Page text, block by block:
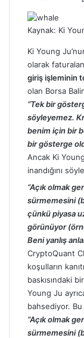
Kaynak: Ki
Ki Young
olarak
giriş işleminin
olan Borsa
“Tek bir
söyleyemez.
benim için bir
bir gösterge
Ancak Ki
inandığını
“Açık olmak
sürmemesini
çünkü piyasa
görünüyor
Beni yanlış
CryptoQuant
koşulların
baskısındaki
Young Ju
bahsediyor. Bu
“Açık olmak
sürmemesini